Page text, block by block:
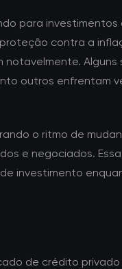
para investimentos
contra a
outros enfrentam
o ritmo de
e negociados.
investimento
de crédito privado